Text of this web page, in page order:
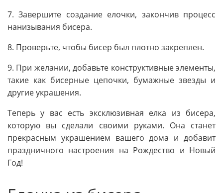
7. Завершите создание елочки, закончив процесс
нанизывания бисера.
8. Проверьте, чтобы бисер был плотно закреплен.
9. При желании, добавьте конструктивные элементы,
такие как бисерные цепочки, бумажные звезды и
другие украшения.
Теперь у вас есть эксклюзивная елка из бисера,
которую вы сделали своими руками. Она станет
прекрасным украшением вашего дома и добавит
праздничного настроения на Рождество и Новый
Год!